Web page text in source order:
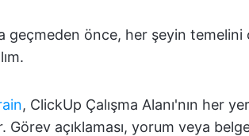
geçmeden önce, her şeyin
, ClickUp Çalışma Alanı'nın her
Görev açıklaması, yorum veya